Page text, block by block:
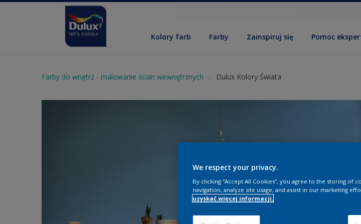
Kolory farb Farby Zainspiruj się Pomoc
Farby do wnętrz - malowanie ścian wewnętrznych Dulux Kolory Świata
We respect your privacy.
By clicking “Accept All Cookies”, you agree to the storing of
navigation, analyze site usage, and assist in our marketing
uzyskać więcej informacji.